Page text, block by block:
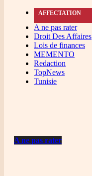
AFFECTATION
A ne pas rater
Droit Des Affaires
Lois de finances
MEMENTO
Redaction
TopNews
Tunisie
A ne pas rater